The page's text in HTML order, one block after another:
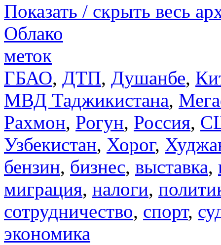
Показать / скрыть весь
Облако
меток
ГБАО, ДТП, Душанбе,
МВД Таджикистана,
Рахмон, Рогун, Россия,
Узбекистан, Хорог,
бензин, бизнес, выставка,
миграция, налоги,
сотрудничество, спорт,
экономика